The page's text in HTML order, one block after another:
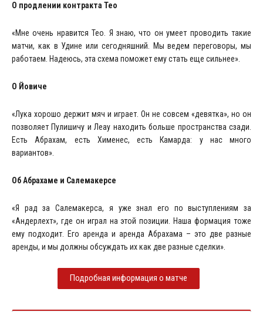
О продлении контракта Тео
«Мне очень нравится Тео. Я знаю, что он умеет проводить такие
матчи, как в Удине или сегодняшний. Мы ведем переговоры, мы
работаем. Надеюсь, эта схема поможет ему стать еще сильнее».
О Йовиче
«Лука хорошо держит мяч и играет. Он не совсем «девятка», но он
позволяет Пулишичу и Леау находить больше пространства сзади.
Есть Абрахам, есть Хименес, есть Камарда: у нас много
вариантов».
Об Абрахаме и Салемакерсе
«Я рад за Салемакерса, я уже знал его по выступлениям за
«Андерлехт», где он играл на этой позиции. Наша формация тоже
ему подходит. Его аренда и аренда Абрахама – это две разные
аренды, и мы должны обсуждать их как две разные сделки».
Подробная информация о матче